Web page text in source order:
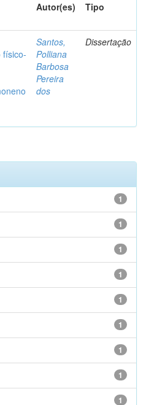
Autor(es) Tipo
físico-
Santos,
Polliana
Barbosa
Pereira
dos
Dissertação
1
1
1
1
1
1
1
1
1